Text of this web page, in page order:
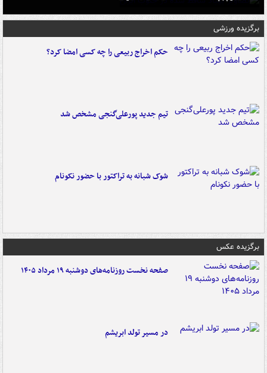
برگزیده ورزشی
حکم اخراج ربیعی را چه کسی امضا کرد؟
تیم جدید پورعلی‌گنجی مشخص شد
شوک شبانه به تراکتور با حضور نکونام
برگزیده عکس
صفحه نخست روزنامه‌های دوشنبه ۱۹ مرداد ۱۴۰۵
در مسیر تولد ابریشم